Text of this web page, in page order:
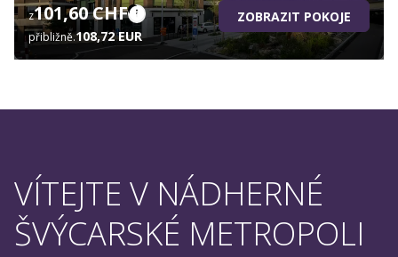
z101,60 CHF
přibližně.108,72 EUR
ZOBRAZIT POKOJE
VÍTEJTE V NÁDHERNÉ
ŠVÝCARSKÉ METROPOLI